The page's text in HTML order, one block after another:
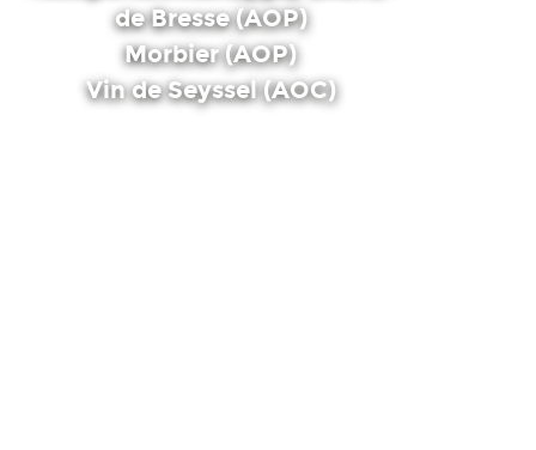
de Bresse (AOP)
Morbier (AOP)
Vin de Seyssel (AOC)